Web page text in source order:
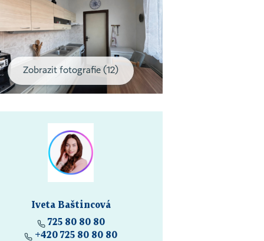
Zobrazit fotografie (12)
Iveta Baštincová
725 80 80 80
+420 725 80 80 80